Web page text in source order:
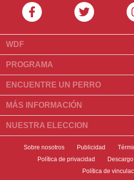
WDF
Sobre nosotros
¿Qué es World Dog Finder?
¿Qué asociaciones aceptamos?
Contacto
Nuestros socios
Boletin informativo
PROGRAMA
Programa de criadores
Programa para peluqueros
ENCUENTRE UN PERRO
Encontrar un criadero
Compre un perro
Encontrar una camada
Adopte un perro
MÁS INFORMACIÓN
Razas
Historias destacadas
NUESTRA ELECCION
Los 10 mejores perros para elegir
Sobre nosotros Publicidad
Política de privacidad
Política de